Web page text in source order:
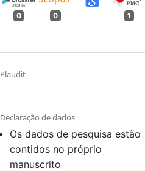
0 0 1
Plaudit
Declaração de dados
Os dados de pesquisa estão
contidos no próprio
manuscrito